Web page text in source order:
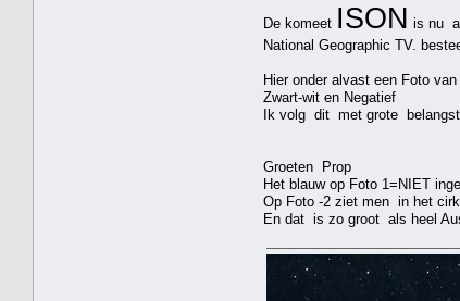
De komeet ISON is nu
National Geographic TV.
Hier onder alvast een Foto
Zwart-wit en Negatief
Ik volg dit met grote
Groeten Prop
Het blauw op Foto 1=NIET
Op Foto -2 ziet men in het
En dat is zo groot als heel